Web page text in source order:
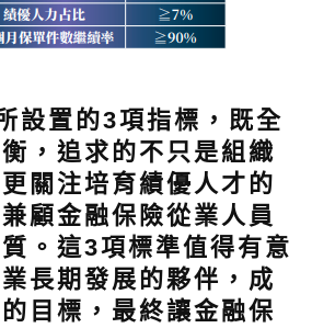
置的3項指標，既全
，追求的不只是組織
關注培育績優人才的
顧金融保險從業人員
。這3項標準值得有意
長期發展的夥伴，成
目標，最終讓金融保